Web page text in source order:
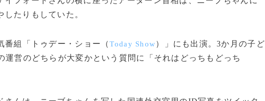
たりもしていた。
番組「トゥデー・ショー（Today Show）」にも出演。3か月の子ど
運営のどちらが大変かという質問に「それはどっちもどっち